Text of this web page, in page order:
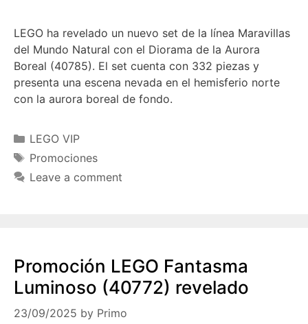
LEGO ha revelado un nuevo set de la línea Maravillas
del Mundo Natural con el Diorama de la Aurora
Boreal (40785). El set cuenta con 332 piezas y
presenta una escena nevada en el hemisferio norte
con la aurora boreal de fondo.
Categories
LEGO VIP
Tags
Promociones
Leave a comment
Promoción LEGO Fantasma
Luminoso (40772) revelado
23/09/2025 by Primo